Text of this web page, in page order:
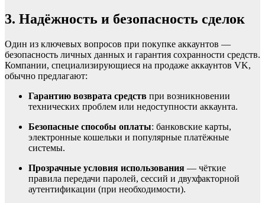
3. Надёжность и безопасность сделок
Один из ключевых вопросов при покупке аккаунтов —
безопасность личных данных и гарантия сохранности средств.
Компании, специализирующиеся на продаже аккаунтов VK,
обычно предлагают:
Гарантию возврата средств при возникновении
технических проблем или недоступности аккаунта.
Безопасные способы оплаты: банковские карты,
электронные кошельки и популярные платёжные
системы.
Прозрачные условия использования — чёткие
правила передачи паролей, сессий и двухфакторной
аутентификации (при необходимости).